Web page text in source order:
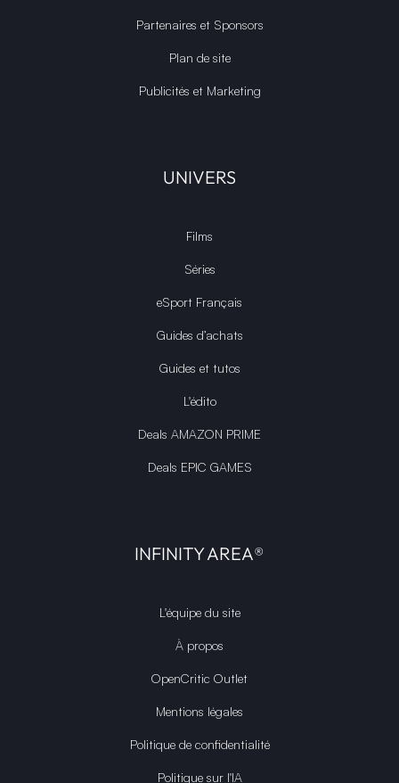
Partenaires et Sponsors
Plan de site
Publicités et Marketing
UNIVERS
Films
Séries
eSport Français
Guides d’achats
Guides et tutos
L'édito
Deals AMAZON PRIME
Deals EPIC GAMES
INFINITY AREA®
L'équipe du site
À propos
OpenCritic Outlet
Mentions légales
Politique de confidentialité
Politique sur l'IA